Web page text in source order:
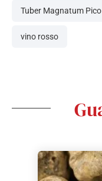
Tuber Magnatum
vino rosso